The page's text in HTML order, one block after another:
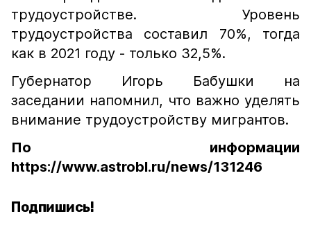
трудоустройстве. Уровень
трудоустройства составил 70%, тогда
как в 2021 году - только 32,5%.
Губернатор Игорь Бабушки на
заседании напомнил, что важно уделять
внимание трудоустройству мигрантов.
По информации
https://www.astrobl.ru/news/131246
Подпишись!